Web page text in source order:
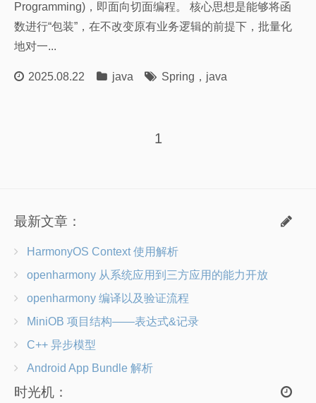
Programming)，即面向切面编程。 核心思想是能够将函
数进行“包装”，在不改变原有业务逻辑的前提下，批量化
地对一...
2025.08.22 java Spring ， java
1
最新文章：
HarmonyOS Context 使用解析
openharmony 从系统应用到三方应用的能力开放
openharmony 编译以及验证流程
MiniOB 项目结构——表达式&记录
C++ 异步模型
Android App Bundle 解析
时光机：